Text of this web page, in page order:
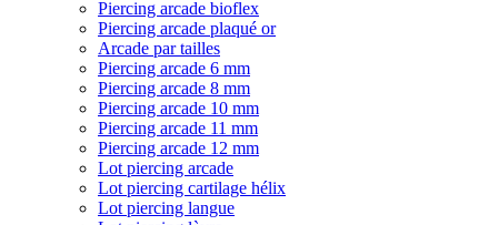
Piercing arcade bioflex
Piercing arcade plaqué or
Arcade par tailles
Piercing arcade 6 mm
Piercing arcade 8 mm
Piercing arcade 10 mm
Piercing arcade 11 mm
Piercing arcade 12 mm
Lot piercing arcade
Lot piercing cartilage hélix
Lot piercing langue